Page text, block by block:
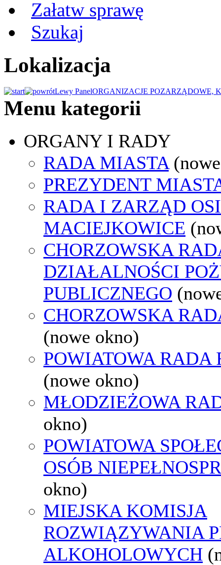
Załatw sprawę
Szukaj
Lokalizacja
Lewy PanelORGANIZACJE POZARZĄDOWE,
Menu kategorii
ORGANY I RADY
RADA MIASTA
PREZYDENT
RADA I ZARZĄD
MACIEJKOWICE
CHORZOWSKA
DZIAŁALNOŚCI
PUBLICZNEGO
CHORZOWSKA
(nowe okno)
POWIATOWA RADA
(nowe okno)
MŁODZIEŻOWA
okno)
POWIATOWA
OSÓB
okno)
MIEJSKA KOMISJA
ROZWIĄZYWANIA
ALKOHOLOWYCH